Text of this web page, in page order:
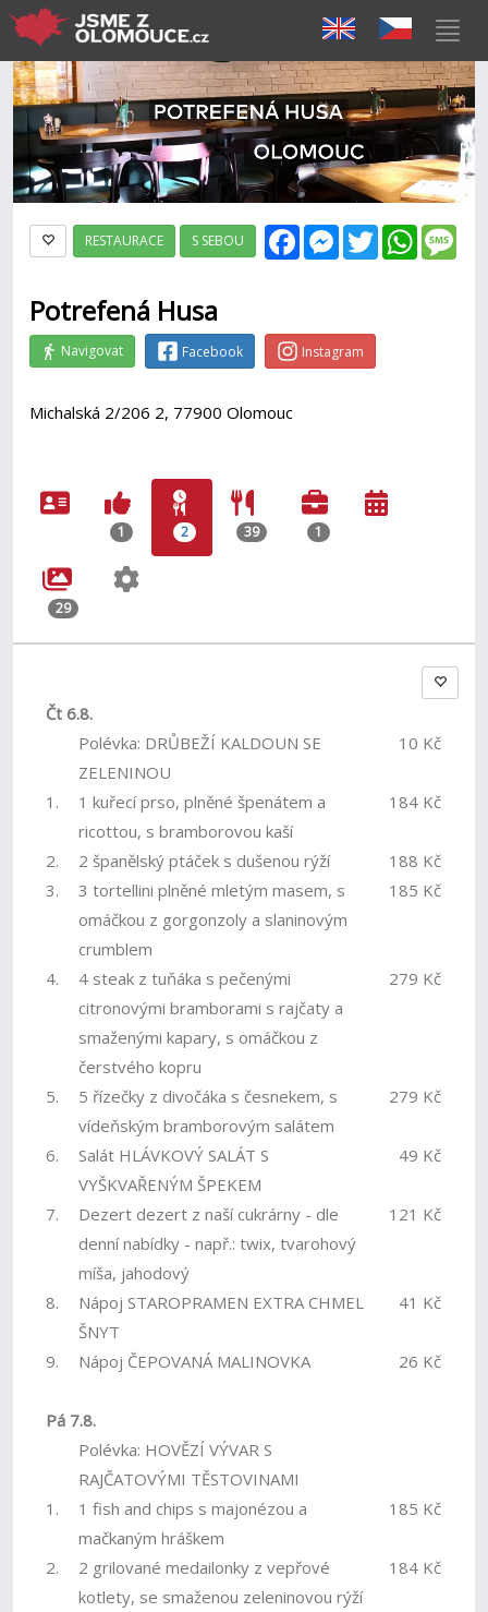
FacebookMessenger
Twitter
RESTAURACE S SEBOU
Potrefená Husa
Navigovat Facebook Instagram
Michalská 2/206 2, 77900 Olomouc
1 2 39 1
29
Čt 6.8.
Polévka: DRŮBEŽÍ KALDOUN SE
ZELENINOU
10 Kč
1.
1 kuřecí prso, plněné špenátem a
ricottou, s bramborovou kaší
184 Kč
2. 2 španělský ptáček s dušenou rýží
188 Kč
3.
3 tortellini plněné mletým masem, s
omáčkou z gorgonzoly a slaninovým
crumblem
185 Kč
4.
4 steak z tuňáka s pečenými
citronovými bramborami s rajčaty a
smaženými kapary, s omáčkou z
čerstvého kopru
279 Kč
5.
5 řízečky z divočáka s česnekem, s
vídeňským bramborovým salátem
279 Kč
6.
Salát HLÁVKOVÝ SALÁT S
VYŠKVAŘENÝM ŠPEKEM
49 Kč
7.
Dezert dezert z naší cukrárny - dle
denní nabídky - např.: twix, tvarohový
míša, jahodový
121 Kč
8.
Nápoj STAROPRAMEN EXTRA CHMEL
ŠNYT
41 Kč
9. Nápoj ČEPOVANÁ MALINOVKA 26 Kč
Pá 7.8.
Polévka: HOVĚZÍ VÝVAR S
RAJČATOVÝMI TĚSTOVINAMI
1.
1 fish and chips s majonézou a
mačkaným hráškem
185 Kč
2.
2 grilované medailonky z vepřové
kotlety, se smaženou zeleninovou rýží
184 Kč